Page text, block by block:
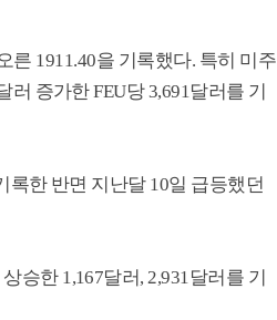
른 1911.40을 기록했다. 특히 미주
증가한 FEU당 3,691달러를 기
록한 반면 지난달 10일 급등했던
승한 1,167달러, 2,931달러를 기